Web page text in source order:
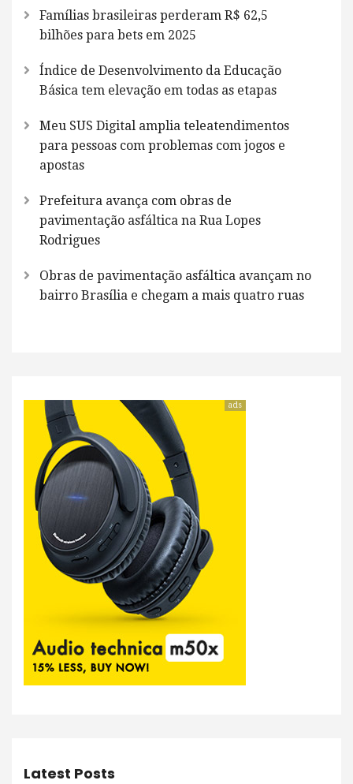
Famílias brasileiras perderam R$ 62,5
bilhões para bets em 2025
Índice de Desenvolvimento da Educação
Básica tem elevação em todas as etapas
Meu SUS Digital amplia teleatendimentos
para pessoas com problemas com jogos e
apostas
Prefeitura avança com obras de
pavimentação asfáltica na Rua Lopes
Rodrigues
Obras de pavimentação asfáltica avançam no
bairro Brasília e chegam a mais quatro ruas
ads
Latest Posts